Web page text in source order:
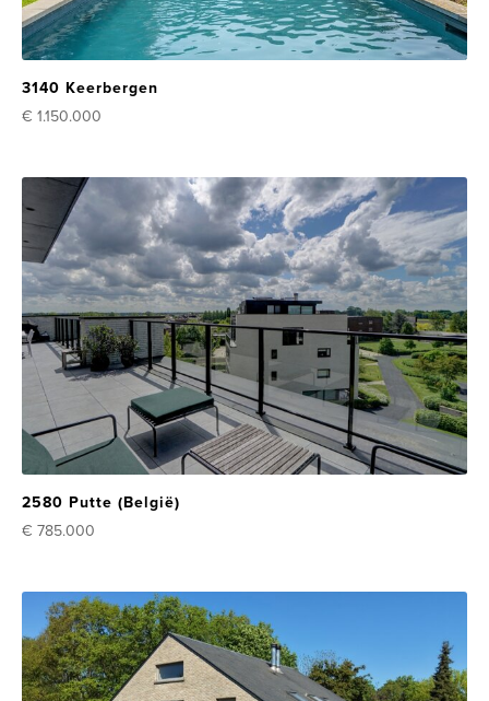
3140 Keerbergen
€ 1.150.000
2580 Putte (België)
€ 785.000